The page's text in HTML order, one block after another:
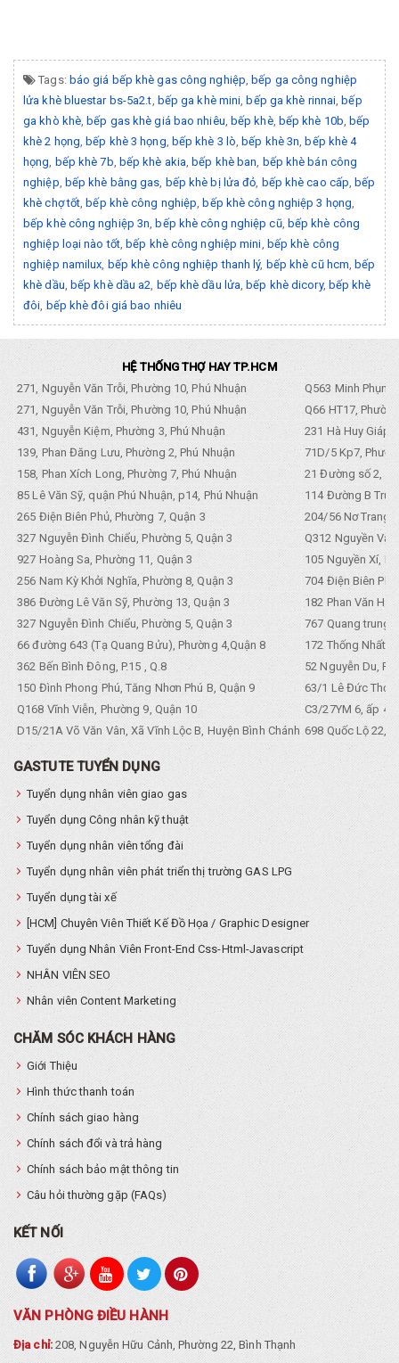
Tags: báo giá bếp khè gas công nghiệp ,bếp ga công nghiệp
lửa khè bluestar bs-5a2.t bếp ga khè mini ,bếp ga khè rinnai ,bếp
ga khò khè ,bếp gas khè giá bao nhiêu bếp khè, bếp khè 10b ,bếp
khè 2 họng ,bếp khè 3 họng bếp khè 3 lò ,bếp khè 3n ,bếp khè 4
họng bếp khè 7b bếp khè akia ,bếp khè ban bếp khè bán công
nghiệp bếp khè bằng gas bếp khè bị lửa đỏ bếp khè cao cấp ,bếp
khè chợ tốt ,bếp khè công nghiệp ,bếp khè công nghiệp 3 họng
bếp khè công nghiệp 3n ,bếp khè công nghiệp cũ, bếp khè công
nghiệp loại nào tốt,bếp khè công nghiệp mini bếp khè công
nghiệp namilux bếp khè công nghiệp thanh lý, bếp khè cũ hcm ,bếp
khè dầu bếp khè dầu a2 bếp khè dầu lửa ,bếp khè dicory, bếp khè
đôi bếp khè đôi giá bao nhiêu
HỆ THỐNG THỢ HAY TP.HCM
271, Nguyễn Văn Trỗi, Phường 10, Phú Nhuận
Q563 Minh
271, Nguyễn Văn Trỗi, Phường 10, Phú Nhuận
Q66 HT17,
431, Nguyễn Kiệm, Phường 3, Phú Nhuận
231 Hà Huy Giáp,
139, Phan Đăng Lưu, Phường 2, Phú Nhuận
71D/5 Kp7,
158, Phan Xích Long, Phường 7, Phú Nhuận
21 Đường số 2,
85 Lê Văn Sỹ, quận Phú Nhuận, p14, Phú Nhuận
114 Đường B
265 Điện Biên Phủ, Phường 7, Quận 3
204/56 Nơ Trang
327 Nguyễn Đình Chiểu, Phường 5, Quận 3
Q312 Nguyền
927 Hoàng Sa, Phường 11, Quận 3
105 Nguyền Xí,
256 Nam Kỳ Khởi Nghĩa, Phường 8, Quận 3
704 Điện Biên
386 Đường Lê Văn Sỹ, Phường 13, Quận 3
182 Phan Văn
327 Nguyễn Đình Chiểu, Phường 5, Quận 3
767 Quang trung,
66 đường 643 (Tạ Quang Bửu), Phường 4,Quận 8
172 Thống Nhất.
362 Bến Bình Đông, P.15 , Q.8
52 Nguyễn Du,
150 Đình Phong Phú, Tăng Nhơn Phú B, Quận 9
63/1 Lê Đức Thọ,
Q168 Vĩnh Viễn, Phường 9, Quận 10
C3/27YM 6, ấp 4,
D15/21A Võ Văn Vân, Xã Vĩnh Lộc B, Huyện Bình Chánh 698 Quốc Lộ 22,
GASTUTE TUYỂN DỤNG
Tuyển dụng nhân viên giao gas
Tuyển dụng Công nhân kỹ thuật
Tuyển dụng nhân viên tổng đài
Tuyển dụng nhân viên phát triển thị trường GAS LPG
Tuyển dụng tài xế
[HCM] Chuyên Viên Thiết Kế Đồ Họa / Graphic Designer
Tuyển dụng Nhân Viên Front-End Css-Html-Javascript
NHÂN VIÊN SEO
Nhân viên Content Marketing
CHĂM SÓC KHÁCH HÀNG
Giới Thiệu
Hình thức thanh toán
Chính sách giao hàng
Chính sách đổi và trả hàng
Chính sách bảo mật thông tin
Câu hỏi thường gặp (FAQs)
KẾT NỐI
VĂN PHÒNG ĐIỀU HÀNH
Địa chỉ:208, Nguyễn Hữu Cảnh, Phường 22, Bình Thạnh